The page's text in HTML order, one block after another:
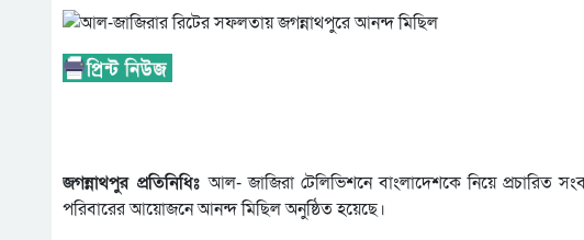
জগন্নাথপুর প্রতিনিধিঃআল- জাজিরা টেলিভিশনে বাংলাদেশকে নিয়ে
পরিবারের আয়োজনে আনন্দ মিছিল অনুষ্ঠিত হয়েছে।